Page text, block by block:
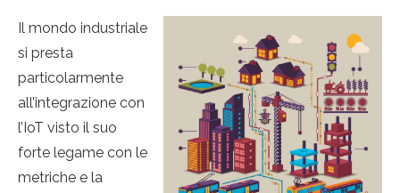
Il mondo industriale
si presta
particolarmente
all’integrazione con
l’IoT visto il suo
forte legame con le
metriche e la